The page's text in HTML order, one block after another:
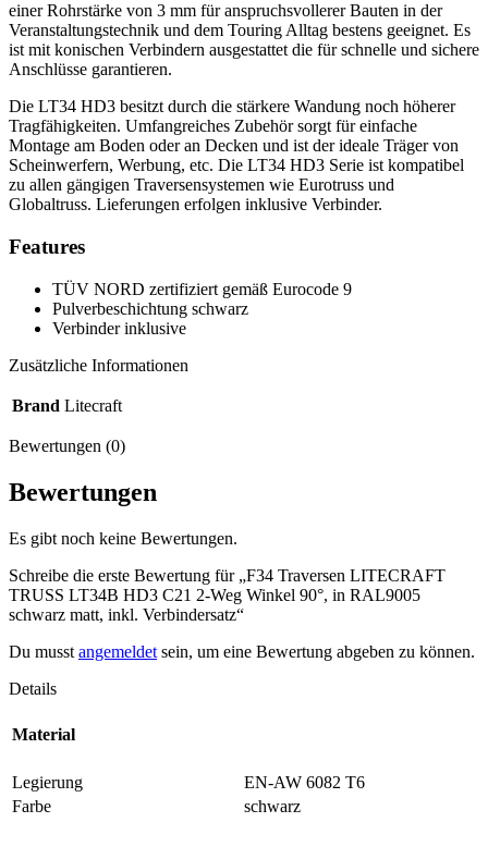
einer Rohrstärke von 3 mm für anspruchsvollerer Bauten in der
Veranstaltungstechnik und dem Touring Alltag bestens geeignet. Es
ist mit konischen Verbindern ausgestattet die für schnelle und sichere
Anschlüsse garantieren.
Die LT34 HD3 besitzt durch die stärkere Wandung noch höherer
Tragfähigkeiten. Umfangreiches Zubehör sorgt für einfache
Montage am Boden oder an Decken und ist der ideale Träger von
Scheinwerfern, Werbung, etc. Die LT34 HD3 Serie ist kompatibel
zu allen gängigen Traversensystemen wie Eurotruss und
Globaltruss. Lieferungen erfolgen inklusive Verbinder.
Features
TÜV NORD zertifiziert gemäß Eurocode 9
Pulverbeschichtung schwarz
Verbinder inklusive
Zusätzliche Informationen
Brand Litecraft
Bewertungen (0)
Bewertungen
Es gibt noch keine Bewertungen.
Schreibe die erste Bewertung für „F34 Traversen LITECRAFT
TRUSS LT34B HD3 C21 2-Weg Winkel 90°, in RAL9005
schwarz matt, inkl. Verbindersatz“
Du musst angemeldet sein, um eine Bewertung abgeben zu können.
Details
Material
Legierung
EN-AW 6082 T6
Farbe
schwarz